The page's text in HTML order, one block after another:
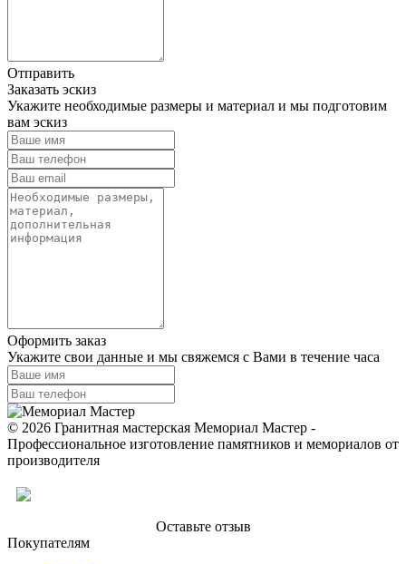
Отправить
Заказать эскиз
Укажите необходимые размеры и материал и мы подготовим
вам эскиз
Оформить заказ
Укажите свои данные и мы свяжемся с Вами в течение часа
© 2026 Гранитная мастерская Мемориал Мастер -
Профессиональное изготовление памятников и мемориалов от
производителя
Оставьте отзыв
Покупателям